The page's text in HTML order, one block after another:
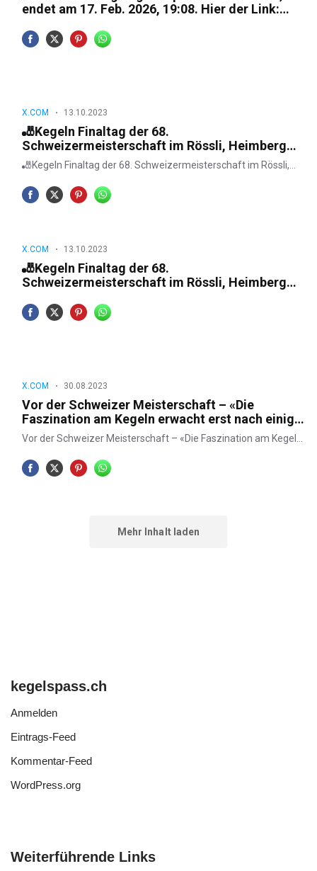
kegelspass.ch
Anmelden
Eintrags-Feed
Kommentar-Feed
WordPress.org
Weiterführende Links